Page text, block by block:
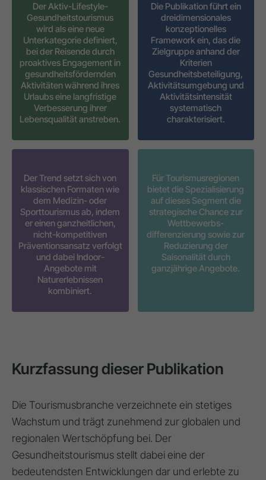
Der Aktiv-Lifestyle-
Gesundheitstourismus
wird als eine neue
Unterkategorie definiert,
bei der Reisende durch
proaktives Engagement in
gesundheitsfördernden
Aktivitäten während ihres
Urlaubs eine langfristige
Verbesserung ihrer
Lebensqualität anstreben.
Die Publikation führt ein
dreidimensionales
konzeptionelles
Framework ein, das die
Zielgruppe anhand der
Kriterien
Gesundheitsbeteiligung,
Aktivitätsumgebung und
Aktivitätsintensität
systematisch
charakterisiert.
Der Trend setzt sich von
klassischen Formaten wie
dem Medizin- oder
Sporttourismus ab, indem
er einen ganzheitlichen,
nicht-kompetitiven
Präventionsansatz verfolgt
und dabei Indoor-
Angebote mit
Naturerlebnissen
kombiniert.
Für Tourismusregionen
bietet die Spezialisierung
auf dieses Segment die
strategische Chance zur
Wettbewerbs-
differenzierung sowie zur
Reduzierung der
Saisonalität durch
ganzjährige Angebote.
Kurzfassung dieser Publikation
Die Tourismusbranche verzeichnete ein stetiges
Wachstum und trägt zunehmend zur globalen und
regionalen Wertschöpfung bei. Der
Gesundheitstourismus stellt dabei eine der
bedeutendsten Entwicklungen dar und erlebte zu